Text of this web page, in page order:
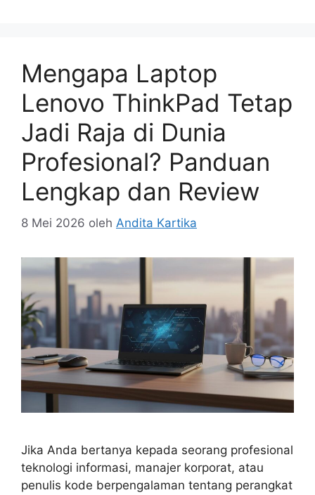
Mengapa Laptop
Lenovo ThinkPad Tetap
Jadi Raja di Dunia
Profesional? Panduan
Lengkap dan Review
8 Mei 2026 oleh Andita Kartika
Jika Anda bertanya kepada seorang profesional
teknologi informasi, manajer korporat, atau
penulis kode berpengalaman tentang perangkat